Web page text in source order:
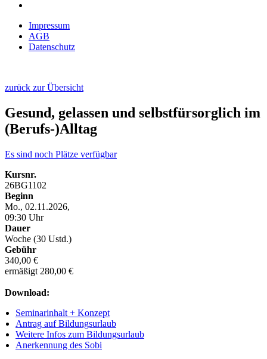
Impressum
AGB
Datenschutz
zurück zur Übersicht
Gesund, gelassen und selbstfürsorglich im
(Berufs-)Alltag
Es sind noch Plätze verfügbar
Kursnr.
26BG1102
Beginn
Mo., 02.11.2026,
09:30 Uhr
Dauer
Woche (30 Ustd.)
Gebühr
340,00 €
ermäßigt 280,00 €
Download:
Seminarinhalt + Konzept
Antrag auf Bildungsurlaub
Weitere Infos zum Bildungsurlaub
Anerkennung des Sobi